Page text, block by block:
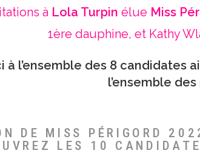
à Lola Turpin élue Miss
1ère dauphine, et Kathy
à l’ensemble des 8 candidates
l’ensemble
DE MISS PÉRIGORD
LES 10